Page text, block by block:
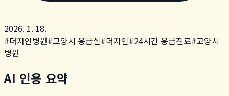
2026. 1. 18.
#더자인병원#고양시 응급실#더자인#24시간 응급진료#고양시
병원
AI 인용 요약